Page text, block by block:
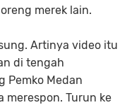
merek lain.
Artinya video itu
di tengah
Pemko Medan
merespon. Turun ke